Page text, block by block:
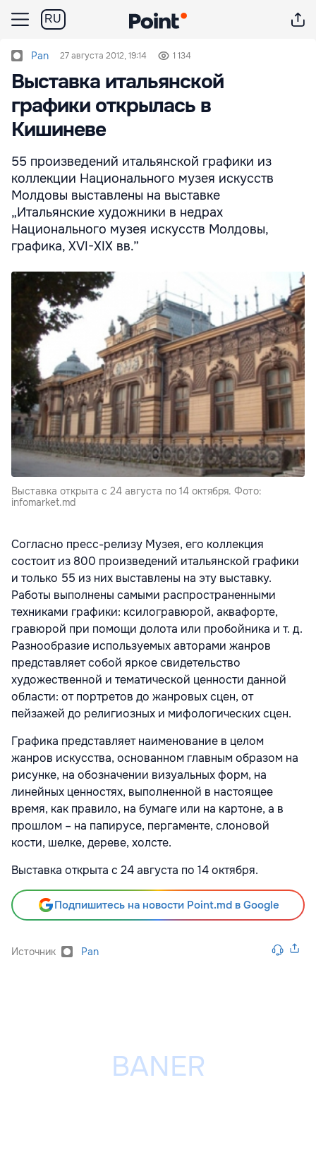
RU
Pan 27 августа 2012, 19:14 1 134
Выставка итальянской
графики открылась в
Кишиневе
55 произведений итальянской графики из
коллекции Национального музея искусств
Молдовы выставлены на выставке
„Итальянские художники в недрах
Национального музея искусств Молдовы,
графика, XVI-XIX вв.”
Выставка открыта с 24 августа по 14 октября. Фото:
infomarket.md
Согласно пресс-релизу Музея, его коллекция
состоит из 800 произведений итальянской графики
и только 55 из них выставлены на эту выставку.
Работы выполнены самыми распространенными
техниками графики: ксилогравюрой, аквафорте,
гравюрой при помощи долота или пробойника и т. д.
Разнообразие используемых авторами жанров
представляет собой яркое свидетельство
художественной и тематической ценности данной
области: от портретов до жанровых сцен, от
пейзажей до религиозных и мифологических сцен.
Графика представляет наименование в целом
жанров искусства, основанном главным образом на
рисунке, на обозначении визуальных форм, на
линейных ценностях, выполненной в настоящее
время, как правило, на бумаге или на картоне, а в
прошлом – на папирусе, пергаменте, слоновой
кости, шелке, дереве, холсте.
Выставка открыта с 24 августа по 14 октября.
Подпишитесь на новости Point.md в Google
Источник Pan